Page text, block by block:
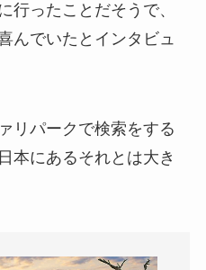
行ったことだそうで、
んでいたとインタビュ
リパークで検索をする
本にあるそれとは大き